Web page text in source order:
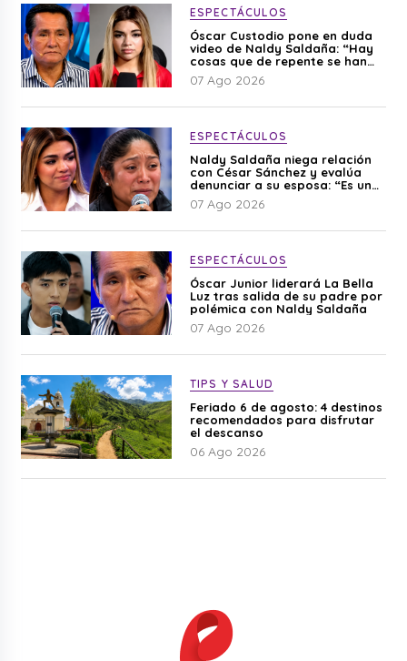
ESPECTÁCULOS
Óscar Custodio pone en duda
video de Naldy Saldaña: “Hay
cosas que de repente se han
editado”
07 Ago 2026
ESPECTÁCULOS
Naldy Saldaña niega relación
con César Sánchez y evalúa
denunciar a su esposa: “Es una
difamación”
07 Ago 2026
ESPECTÁCULOS
Óscar Junior liderará La Bella
Luz tras salida de su padre por
polémica con Naldy Saldaña
07 Ago 2026
TIPS Y SALUD
Feriado 6 de agosto: 4 destinos
recomendados para disfrutar
el descanso
06 Ago 2026